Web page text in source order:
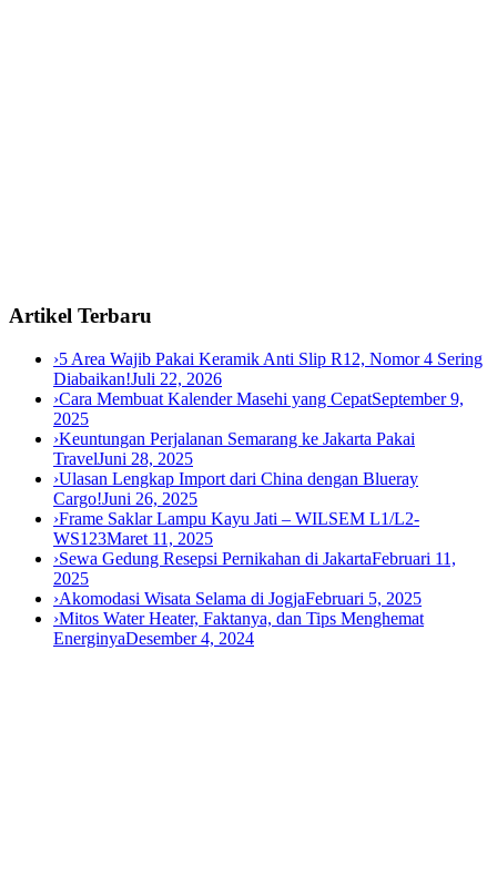
Artikel Terbaru
›5 Area Wajib Pakai Keramik Anti Slip R12, Nomor 4 Sering
Diabaikan!Juli 22, 2026
›Cara Membuat Kalender Masehi yang CepatSeptember 9,
2025
›Keuntungan Perjalanan Semarang ke Jakarta Pakai
TravelJuni 28, 2025
›Ulasan Lengkap Import dari China dengan Blueray
Cargo!Juni 26, 2025
›Frame Saklar Lampu Kayu Jati – WILSEM L1/L2-
WS123Maret 11, 2025
›Sewa Gedung Resepsi Pernikahan di JakartaFebruari 11,
2025
›Akomodasi Wisata Selama di JogjaFebruari 5, 2025
›Mitos Water Heater, Faktanya, dan Tips Menghemat
EnerginyaDesember 4, 2024